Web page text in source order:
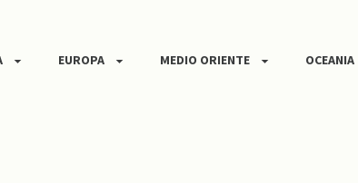
EUROPA MEDIO ORIENTE OCEANIA